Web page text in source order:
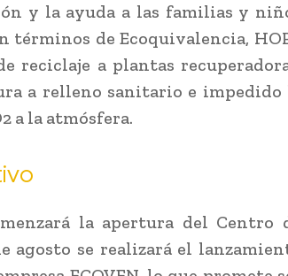
y la ayuda a las familias y
términos de Ecoquivalencia,
reciclaje a plantas
a relleno sanitario e impedido
a la atmósfera.
la apertura del Centro
agosto se realizará el